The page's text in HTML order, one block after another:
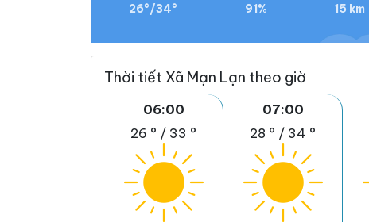
26°/34°
91%
15 km
Thời tiết Xã Mạn Lạn theo giờ
06:00
26 ° / 33 °
07:00
28 ° / 34 °